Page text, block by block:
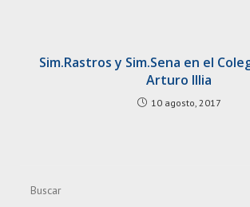
Sim.Rastros y Sim.Sena en el
Arturo Illia
10 agosto, 2017